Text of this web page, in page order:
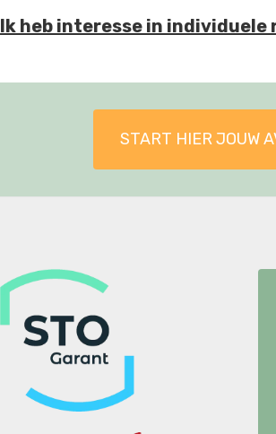
Ik heb interesse in individuele
START HIER JOUW